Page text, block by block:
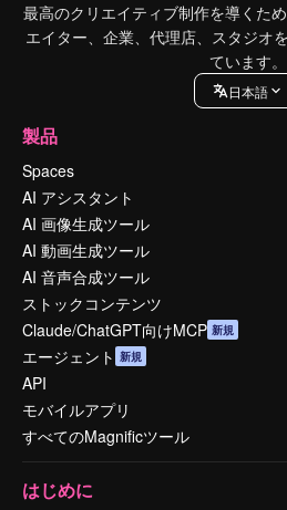
最高のクリエイティブ制作を導くた
エイター、企業、代理店、スタジオ
ています。
日本語
製品
Spaces
AI アシスタント
AI 画像生成ツール
AI 動画生成ツール
AI 音声合成ツール
ストックコンテンツ
Claude/ChatGPT向けMCP 新規
エージェント 新規
API
モバイルアプリ
すべてのMagnificツール
はじめに